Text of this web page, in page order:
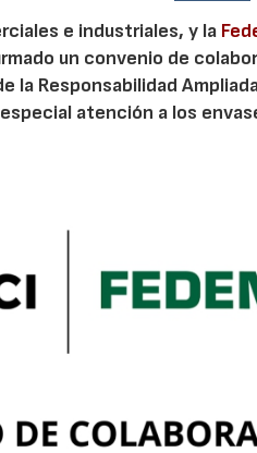
e industriales, y la
un convenio de
Responsabilidad
atención a los